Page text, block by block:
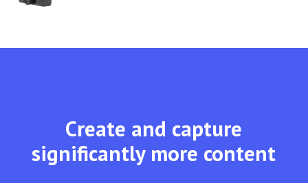
Create and capture
significantly more content